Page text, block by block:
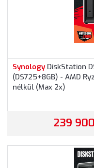
Synology DiskStation
(DS725+8GB) - AMD
nélkül (Max 2x)
239